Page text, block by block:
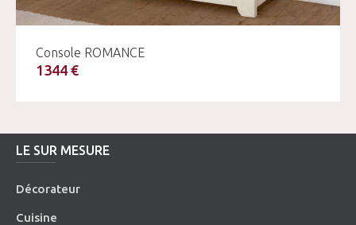
Console ROMANCE
1344 €
LE SUR MESURE
Décorateur
Cuisine